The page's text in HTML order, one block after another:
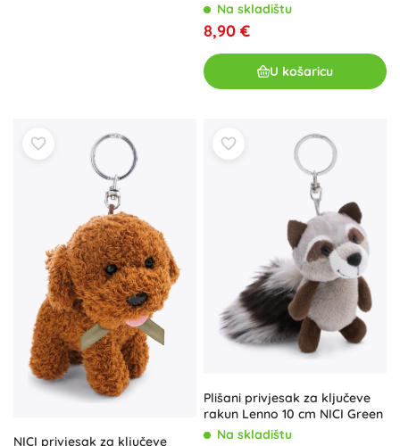
Na skladištu
8,90 €
U košaricu
NICI privjesak za ključeve
Plišani privjesak za ključeve
rakun Lenno 10 cm NICI Green
Na skladištu